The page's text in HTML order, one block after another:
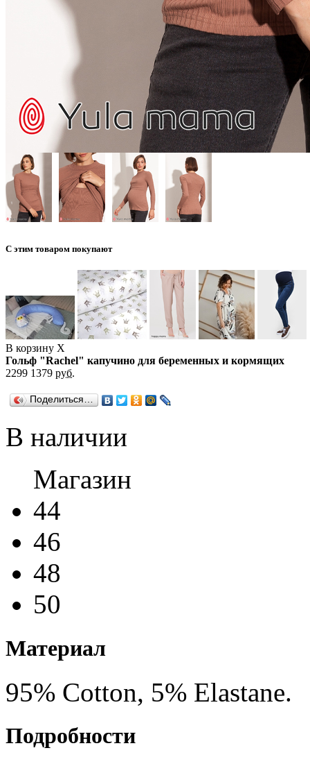
С этим товаром покупают
В корзину X
Гольф "Rachel" капучино для беременных и кормящих
2299 1379 руб.
Поделиться…
В наличии
Магазин
44
46
48
50
Материал
95% Cotton, 5% Elastane.
Подробности